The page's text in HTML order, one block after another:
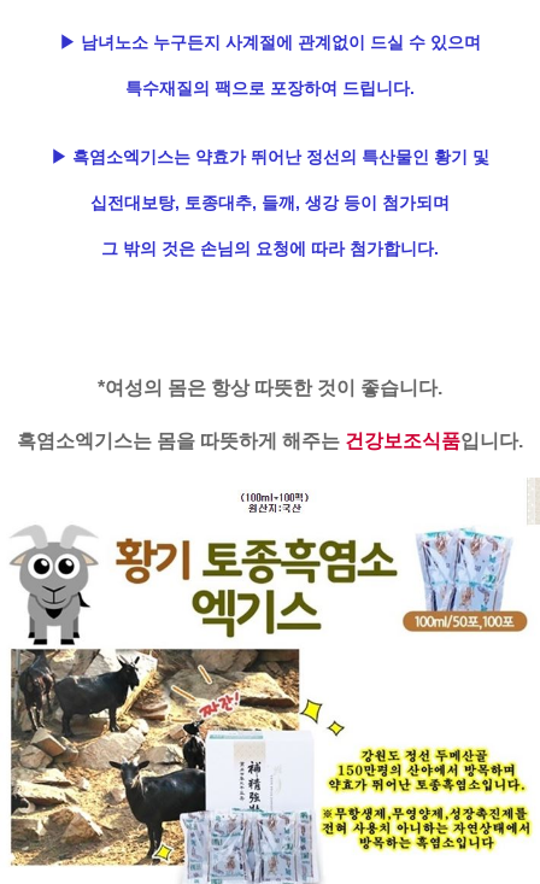
▶ 남녀노소 누구든지 사계절에 관계없이 드실 수 있으며
특수재질의 팩으로 포장하여 드립니다.
▶ 흑염소엑기스는 약효가 뛰어난 정선의 특산물인 황기 및
십전대보탕, 토종대추, 들깨, 생강 등이 첨가되며
그 밖의 것은 손님의 요청에 따라 첨가합니다.
*여성의 몸은 항상 따뜻한 것이 좋습니다.
흑염소엑기스는 몸을 따뜻하게 해주는 건강보조식품입니다.